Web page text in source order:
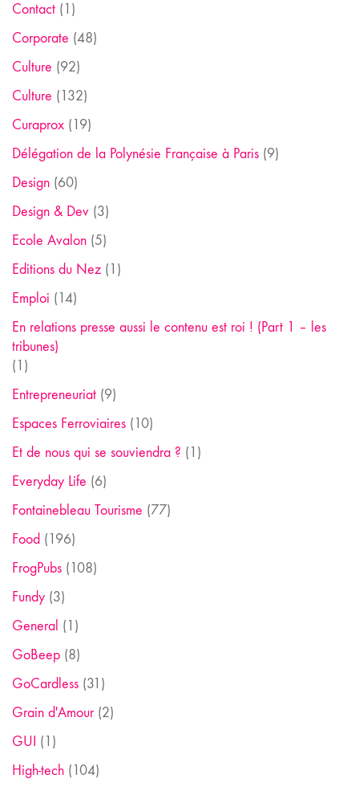
Contact (1)
Corporate (48)
Culture (92)
Culture (132)
Curaprox (19)
Délégation de la Polynésie Française à Paris (9)
Design (60)
Design & Dev (3)
Ecole Avalon (5)
Editions du Nez (1)
Emploi (14)
En relations presse aussi le contenu est roi ! (Part 1 – les
tribunes)
(1)
Entrepreneuriat (9)
Espaces Ferroviaires (10)
Et de nous qui se souviendra ? (1)
Everyday Life (6)
Fontainebleau Tourisme (77)
Food (196)
FrogPubs (108)
Fundy (3)
General (1)
GoBeep (8)
GoCardless (31)
Grain d'Amour(2)
GUI (1)
High-tech (104)